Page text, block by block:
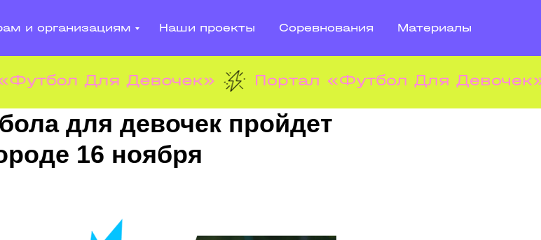
Для Девочек» Портал «Футбол Для Девочек»
и организациям Наши проекты Соревнования Материалы
для девочек пройдет
16 ноября